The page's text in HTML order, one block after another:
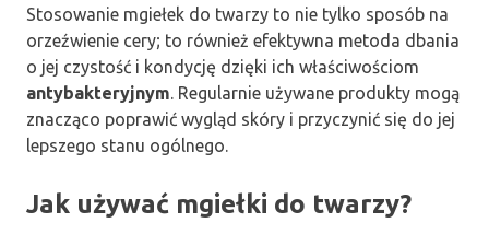
Stosowanie mgiełek do twarzy to nie tylko sposób na
orzeźwienie cery; to również efektywna metoda dbania
o jej czystość i kondycję dzięki ich właściwościom
antybakteryjnym. Regularnie używane produkty mogą
znacząco poprawić wygląd skóry i przyczynić się do jej
lepszego stanu ogólnego.
Jak używać mgiełki do twarzy?